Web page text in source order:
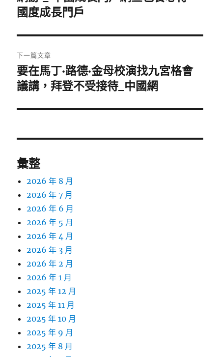
覽
文
章:
國度成長門戶
下一篇文章
下
一
文
要在馬丁·路德·金母校演找九宮格會
議講，拜登不受接待_中國網
彙整
2026 年 8 月
2026 年 7 月
2026 年 6 月
2026 年 5 月
2026 年 4 月
2026 年 3 月
2026 年 2 月
2026 年 1 月
2025 年 12 月
2025 年 11 月
2025 年 10 月
2025 年 9 月
2025 年 8 月